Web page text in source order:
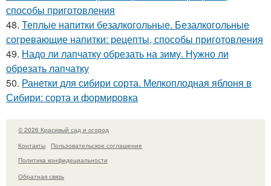
способы приготовления
48. Теплые напитки безалкогольные. Безалкогольные
согревающие напитки: рецепты, способы приготовления
49. Надо ли лапчатку обрезать на зиму. Нужно ли
обрезать лапчатку
50. Ранетки для сибири сорта. Мелкоплодная яблоня в
Сибири: сорта и формировка
© 2026 Красивый сад и огород
Контакты
Пользовательское соглашение
Политика конфидециальности
Обратная связь